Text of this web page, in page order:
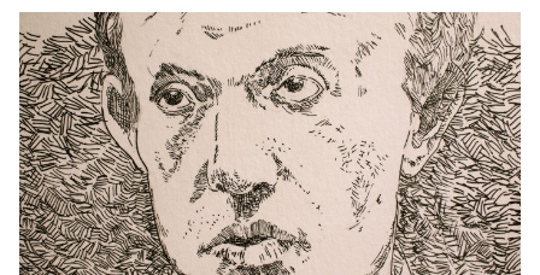
PODCAST
NEWSLETTER
I MIEI PREFERITI